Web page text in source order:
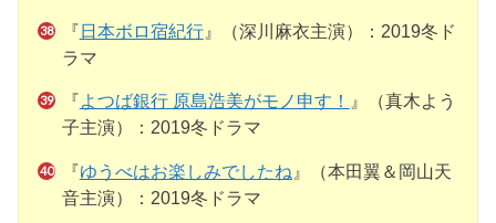
『 日本ボロ宿紀行』（深川麻衣主演）：2019冬ド
ラマ
『よつば銀行 原島浩美がモノ申す！
』（真木よう
子主演）：2019冬ドラマ
『ゆうべはお楽しみでしたね 』（本田翼＆岡山天
音主演）：2019冬ドラマ